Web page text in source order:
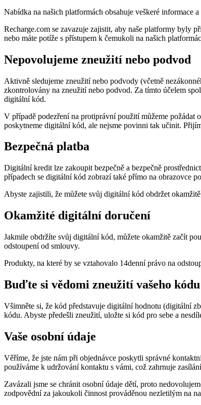
Nabídka na našich platformách obsahuje veškeré informace
Recharge.com se zavazuje zajistit, aby naše platformy byly
nebo máte potíže s přístupem k čemukoli na našich
Nepovolujeme zneužití nebo podvod
Aktivně sledujeme zneužití nebo podvody (včetně
zkontrolovány na zneužití nebo podvod. Za tímto účelem
digitální kód.
V případě podezření na protiprávní použití můžeme požádat
poskytneme digitální kód, ale nejsme povinni tak učinit.
Bezpečná platba
Digitální kredit lze zakoupit bezpečně a bezpečně
případech se digitální kód zobrazí také přímo na obrazovce
Abyste zajistili, že můžete svůj digitální kód obdržet
Okamžité digitální doručení
Jakmile obdržíte svůj digitální kód, můžete okamžitě začít
odstoupení od smlouvy.
Produkty, na které by se vztahovalo 14denní právo na
Buďte si vědomi zneužití vašeho kódu
Všimněte si, že kód představuje digitální hodnotu (digitální
kódu. Abyste předešli zneužití, uložte si kód pro sebe a
Vaše osobní údaje
Věříme, že jste nám při objednávce poskytli správné
používáme k udržování kontaktu s vámi, což zahrnuje
Zavázali jsme se chránit osobní údaje dětí, proto
zodpovědní za jakoukoli činnost prováděnou nezletilým na